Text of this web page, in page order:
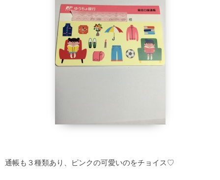
通帳も３種類あり、ピンクの可愛いのをチョイス♡